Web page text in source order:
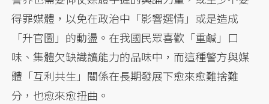
得罪媒體，以免在政治中「影響選情」或是造成
「升官圖」的動盪。在我國民眾喜歡「重鹹」口
味、集體欠缺識讀能力的品味中，而這種警方與媒
體「互利共生」關係在長期發展下愈來愈難捨難
分，也愈來愈扭曲。